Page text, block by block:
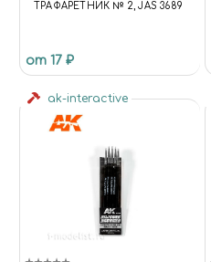
ТРАФАРЕТНИК № 2, JAS 3689
от 17 ₽
ak-interactive